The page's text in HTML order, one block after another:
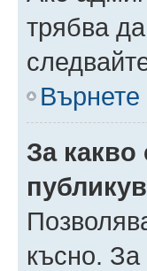
трябва
Върнете
За какво
късно. За